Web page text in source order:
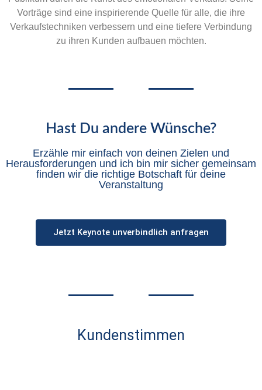
Vorträge sind eine inspirierende Quelle für alle, die ihre
Verkaufstechniken verbessern und eine tiefere Verbindung
zu ihren Kunden aufbauen möchten.
Hast Du andere Wünsche?
Erzähle mir einfach von deinen Zielen und
Herausforderungen und ich bin mir sicher gemeinsam
finden wir die richtige Botschaft für deine
Veranstaltung
Jetzt Keynote unverbindlich anfragen
Kundenstimmen